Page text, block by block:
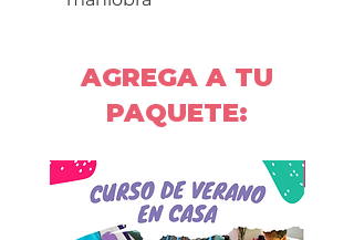
AGREGA A TU
PAQUETE: